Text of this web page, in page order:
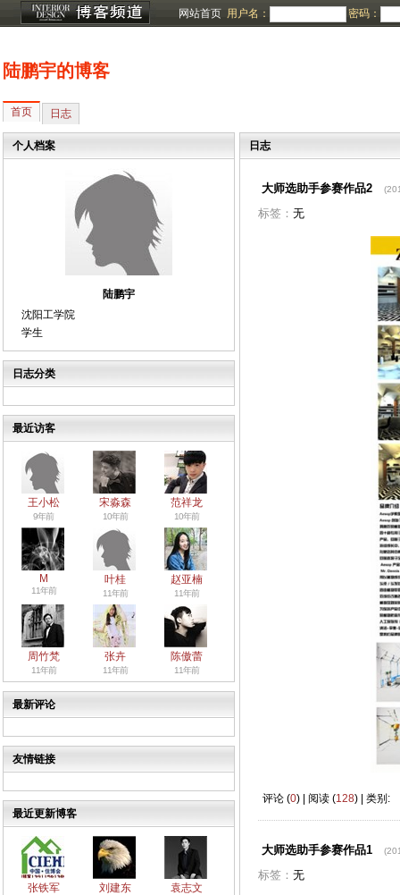
网站首页 用户名： 密码：
陆鹏宇的博客
首页 日志
个人档案
陆鹏宇
沈阳工学院
学生
日志分类
最近访客
王小松
9年前
宋淼森
10年前
范祥龙
10年前
M
11年前
叶桂
11年前
赵亚楠
11年前
周竹梵
11年前
张卉
11年前
陈傲蕾
11年前
最新评论
友情链接
最近更新博客
张铁军 刘建东 袁志文
日志
大师选助手参赛作品2
标签： 无
评论 (0) | 阅读 (128) | 类别:
大师选助手参赛作品1
标签： 无